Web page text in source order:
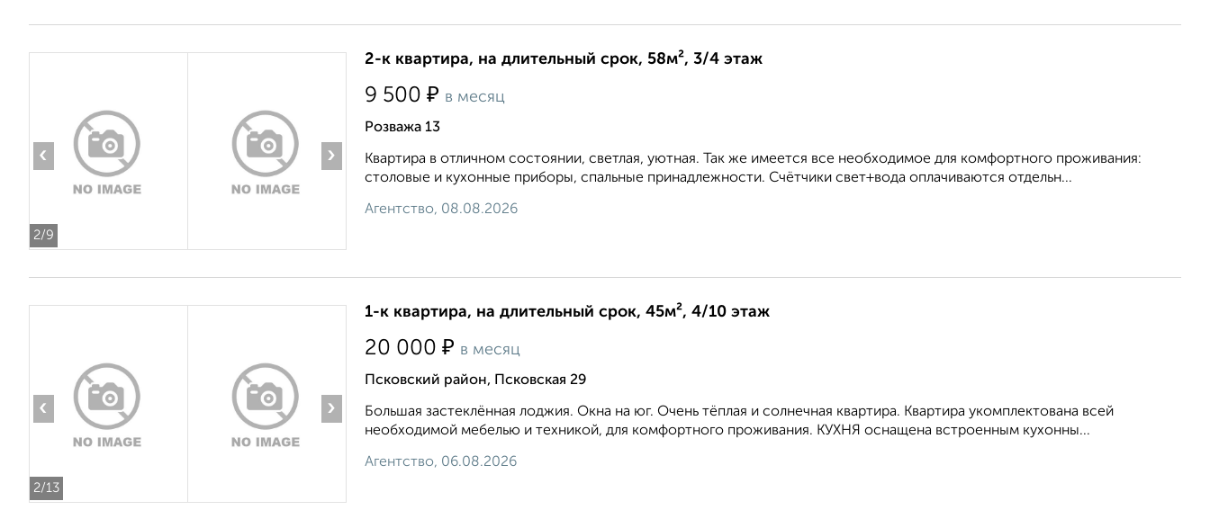
2/9
‹ ›
2-к квартира, на длительный срок, 58м², 3/4 этаж
9 500 ₽ в месяц
Розважа 13
Квартира в отличном состоянии, светлая, уютная. Так же имеется все необходимое для комфортного проживания:
столовые и кухонные приборы, спальные принадлежности. Счётчики свет+вода оплачиваются отдельн...
Агентство, 08.08.2026
2/13
‹ ›
1-к квартира, на длительный срок, 45м², 4/10 этаж
20 000 ₽ в месяц
Псковский район, Псковская 29
Большая застеклённая лоджия. Окна на юг. Очень тёплая и солнечная квартира. Квартира укомплектована всей
необходимой мебелью и техникой, для комфортного проживания. КУХНЯ оснащена встроенным кухонны...
Агентство, 06.08.2026